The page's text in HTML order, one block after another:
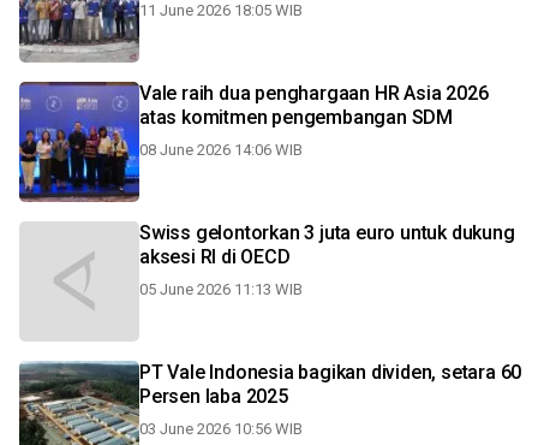
11 June 2026 18:05 WIB
Vale raih dua penghargaan HR Asia 2026
atas komitmen pengembangan SDM
08 June 2026 14:06 WIB
Swiss gelontorkan 3 juta euro untuk dukung
aksesi RI di OECD
05 June 2026 11:13 WIB
PT Vale Indonesia bagikan dividen, setara 60
Persen laba 2025
03 June 2026 10:56 WIB